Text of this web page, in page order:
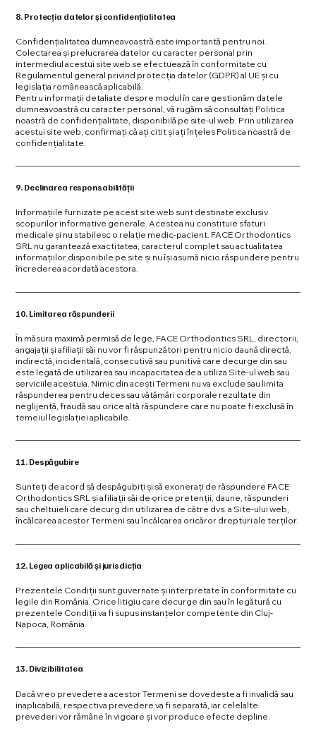
8. Protecția datelor și confidențialitatea
Confidențialitatea dumneavoastră este importantă pentru noi.
Colectarea și prelucrarea datelor cu caracter personal prin
intermediul acestui site web se efectuează în conformitate cu
Regulamentul general privind protecția datelor (GDPR) al UE și cu
legislația românească aplicabilă.
Pentru informații detaliate despre modul în care gestionăm datele
dumneavoastră cu caracter personal, vă rugăm să consultați Politica
noastră de confidențialitate, disponibilă pe site-ul web. Prin utilizarea
acestui site web, confirmați că ați citit și ați înțeles Politica noastră de
confidențialitate.
9. Declinarea responsabilității
Informațiile furnizate pe acest site web sunt destinate exclusiv
scopurilor informative generale. Acestea nu constituie sfaturi
medicale și nu stabilesc o relație medic-pacient. FACE Orthodontics
SRL nu garantează exactitatea, caracterul complet sau actualitatea
informațiilor disponibile pe site și nu își asumă nicio răspundere pentru
încrederea acordată acestora.
10. Limitarea răspunderii
În măsura maximă permisă de lege, FACE Orthodontics SRL, directorii,
angajații și afiliații săi nu vor fi răspunzători pentru nicio daună directă,
indirectă, incidentală, consecutivă sau punitivă care decurge din sau
este legată de utilizarea sau incapacitatea de a utiliza Site-ul web sau
serviciile acestuia. Nimic din acești Termeni nu va exclude sau limita
răspunderea pentru deces sau vătămări corporale rezultate din
neglijență, fraudă sau orice altă răspundere care nu poate fi exclusă în
temeiul legislației aplicabile.
11. Despăgubire
Sunteți de acord să despăgubiți și să exonerați de răspundere FACE
Orthodontics SRL și afiliații săi de orice pretenții, daune, răspunderi
sau cheltuieli care decurg din utilizarea de către dvs. a Site-ului web,
încălcarea acestor Termeni sau încălcarea oricăror drepturi ale terților.
12. Legea aplicabilă și jurisdicția
Prezentele Condiții sunt guvernate și interpretate în conformitate cu
legile din România. Orice litigiu care decurge din sau în legătură cu
prezentele Condiții va fi supus instanțelor competente din Cluj-
Napoca, România.
13. Divizibilitatea
Dacă vreo prevedere a acestor Termeni se dovedește a fi invalidă sau
inaplicabilă, respectiva prevedere va fi separată, iar celelalte
prevederi vor rămâne în vigoare și vor produce efecte depline.